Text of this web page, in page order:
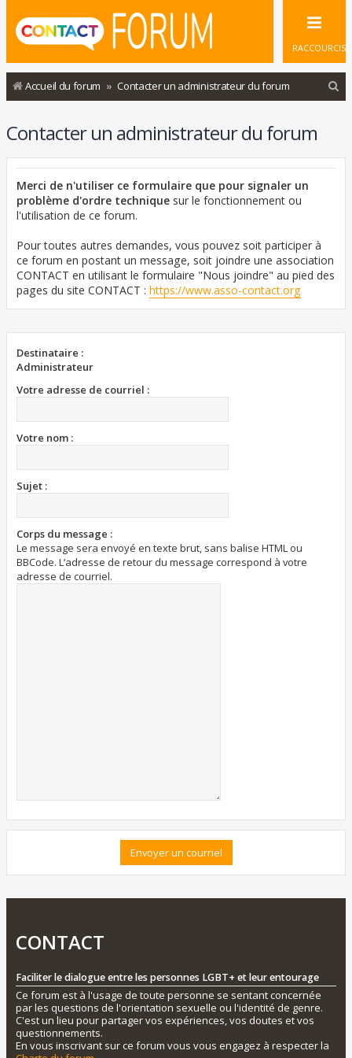
RACCOURCIS
Accueil du forum Contacter un administrateur du forum
Contacter un administrateur du forum
Merci de n'utiliser ce formulaire que pour signaler un
problème d'ordre technique sur le fonctionnement ou
l'utilisation de ce forum.
Pour toutes autres demandes, vous pouvez soit participer à
ce forum en postant un message, soit joindre une association
CONTACT en utilisant le formulaire "Nous joindre" au pied des
pages du site CONTACT : https://www.asso-contact.org
Destinataire :
Administrateur
Votre adresse de courriel :
Votre nom :
Sujet :
Corps du message :
Le message sera envoyé en texte brut, sans balise HTML ou
BBCode. L’adresse de retour du message correspond à votre
adresse de courriel.
CONTACT
Faciliter le dialogue entre les personnes LGBT+ et leur entourage
Ce forum est à l'usage de toute personne se sentant concernée
par les questions de l'orientation sexuelle ou l'identité de genre.
C'est un lieu pour partager vos expériences, vos doutes et vos
questionnements.
En vous inscrivant sur ce forum vous vous engagez à respecter la